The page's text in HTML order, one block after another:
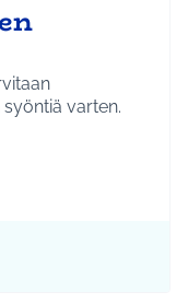
varten.
Ympäristö